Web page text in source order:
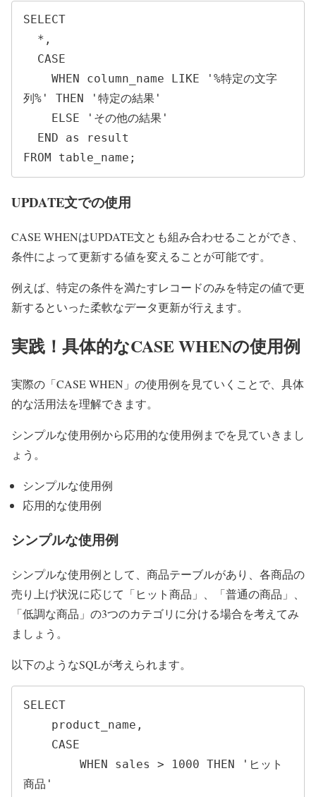
SELECT
列%' THEN '特定の結果'
FROM table_name;
UPDATE文での使用
CASE WHENはUPDATE文とも組み合わせることができ、
条件によって更新する値を変えることが可能です。
例えば、特定の条件を満たすレコードのみを特定の値で更
新するといった柔軟なデータ更新が行えます。
実践！具体的なCASE WHENの使用例
実際の「CASE WHEN」の使用例を見ていくことで、具体
的な活用法を理解できます。
シンプルな使用例から応用的な使用例までを見ていきまし
ょう。
シンプルな使用例
応用的な使用例
シンプルな使用例
シンプルな使用例として、商品テーブルがあり、各商品の
売り上げ状況に応じて「ヒット商品」、「普通の商品」、
「低調な商品」の3つのカテゴリに分ける場合を考えてみ
ましょう。
以下のようなSQLが考えられます。
SELECT
商品'